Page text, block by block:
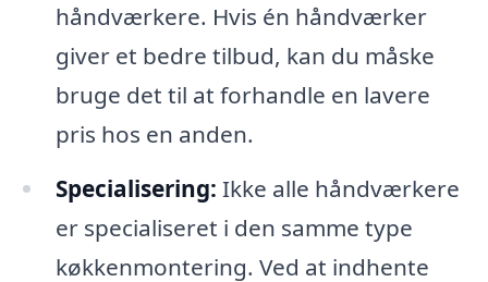
håndværkere. Hvis én håndværker
giver et bedre tilbud, kan du måske
bruge det til at forhandle en lavere
pris hos en anden.
Specialisering: Ikke alle håndværkere
er specialiseret i den samme type
køkkenmontering. Ved at indhente